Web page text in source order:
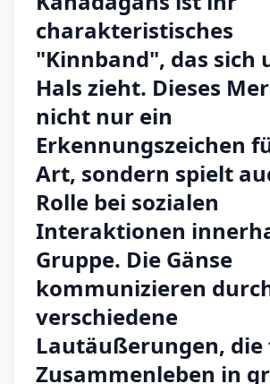
charakteristisches
"Kinnband", das sich
Hals zieht. Dieses
nicht nur ein
Erkennungszeichen
Art, sondern spielt
Rolle bei sozialen
Interaktionen
Gruppe. Die Gänse
kommunizieren
verschiedene
Lautäußerungen, die
Zusammenleben in